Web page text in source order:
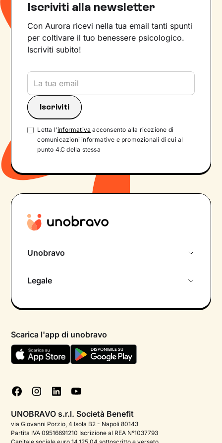
Iscriviti alla newsletter
Con Aurora ricevi nella tua email tanti spunti
per coltivare il tuo benessere psicologico.
Iscriviti subito!
Letta l'informativa acconsento alla ricezione di
comunicazioni informative e promozionali di cui al
punto 4.C della stessa
Unobravo
Psicologo in chat
Aiuto urgente
FAQ
Podcast di psicologia
Corporate
Legale
Termini e condizioni
Informativa Privacy
Cookie policy
Gestisci cookie
Scarica l'app di unobravo
UNOBRAVO s.r.l. Società Benefit
via Giovanni Porzio, 4 Isola B2 - Napoli 80143
Partita IVA 09516691210 Iscrizione al REA N°1037793